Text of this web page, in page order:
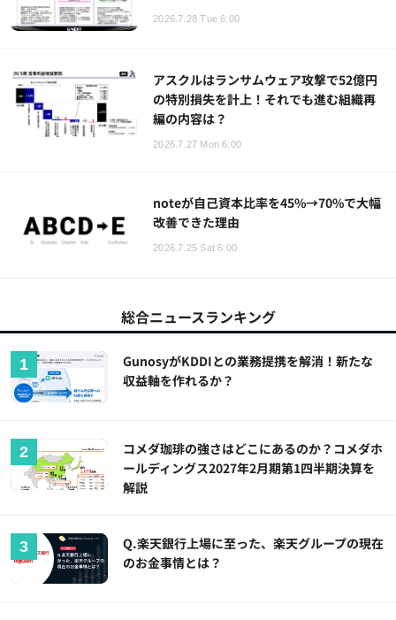
2026.7.28 Tue 6:00
アスクルはランサムウェア攻撃で52億円
の特別損失を計上！それでも進む組織再
編の内容は？
2026.7.27 Mon 6:00
noteが自己資本比率を45%→70%で大幅
改善できた理由
2026.7.25 Sat 6:00
総合ニュースランキング
GunosyがKDDIとの業務提携を解消！新たな
収益軸を作れるか？
コメダ珈琲の強さはどこにあるのか？コメダホ
ールディングス2027年2月期第1四半期決算を
解説
Q.楽天銀行上場に至った、楽天グループの現在
のお金事情とは？